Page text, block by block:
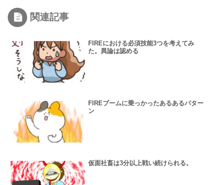
関連記事
FIREにおける必須技能3つを考えてみ
た。異論は認める
FIREブームに乗っかったあるあるパター
ン
仮面社畜は3分以上戦い続けられる。